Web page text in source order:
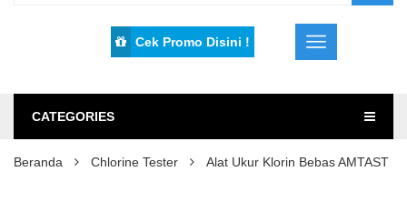
Cek Promo Disini !
CATEGORIES
Beranda Chlorine Tester Alat Ukur Klorin Bebas AMTAST